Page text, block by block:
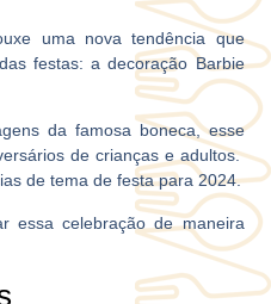
uma nova tendência que
festas: a decoração Barbie
da famosa boneca, esse
de crianças e adultos.
de tema de festa para 2024.
essa celebração de maneira